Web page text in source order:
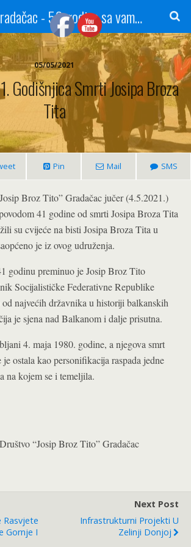
Radio Gradačac - 56 godina sa vama...
05/05/2021
Godišnjica Smrti Josipa Broza
Tita
Pin Mail SMS
Broz Tito” Gradačac jučer (4.5.2021.)
41 godine od smrti Josipa Broza Tita
su cvijeće na bisti Josipa Broza Tita u
je iz ovog udruženja.
godinu preminuo je Josip Broz Tito
Socijalističke Federativne Republike
najvećih državnika u historiji balkanskih
je sjena nad Balkanom i dalje prisutna.
4. maja 1980. godine, a njegova smrt
je ostala kao personifikacija raspada jedne
na kojem se i temeljila.
“Josip Broz Tito” Gradačac
Rasvjete
Gornje I
Next Post
Infrastrukturni Projekti U
Zelinji Donjoj